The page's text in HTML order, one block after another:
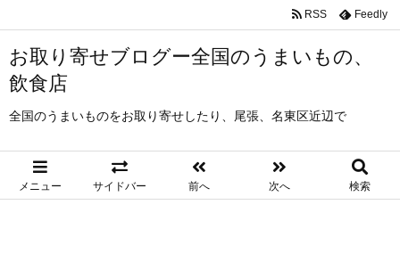
お取り寄せブログー全国のうまいもの、
飲食店
全国のうまいものをお取り寄せしたり、尾張、名東区近辺で
メニュー サイドバー 前へ 次へ 検索
RSS Feedly